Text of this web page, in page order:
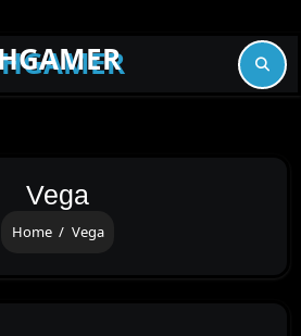
Vega
Home Vega